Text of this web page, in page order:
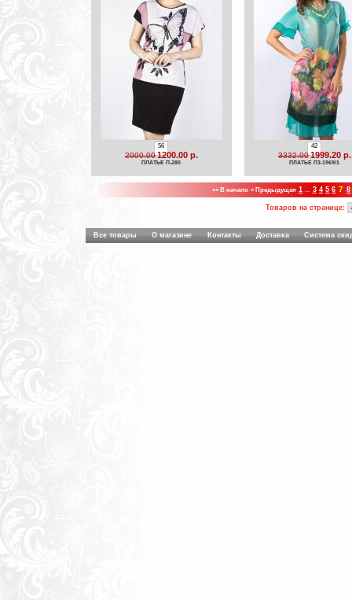
56
2000.001200.00 р.
ПЛАТЬЕ П-280
42
3332.001999.20 р.
ПЛАТЬЕ П3-1969/1
«« В начало « Предыдущая 1 ... 3 4 5 6 7 8
Товаров на странице:
Все товары О магазине Контакты Доставка Система